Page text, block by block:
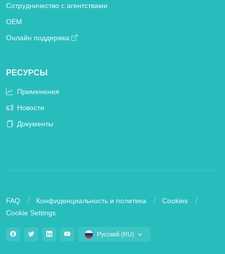
Сотрудничество с агентствами
OEM
Онлайн поддержка
РЕСУРСЫ
Применения
Новости
Документы
FAQ Конфиденциальность и политика
Cookies
Cookie Settings
Русский (RU)